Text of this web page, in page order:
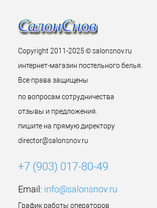
Copyright 2011-2025 © salonsnov.ru
интернет-магазин постельного белья.
Все права защищены
по вопросам сотрудничества
отзывы и предложения.
пишите на прямую директору
director@salonsnov.ru
+7 (903) 017-80-49
Email: info@salonsnov.ru
График работы операторов